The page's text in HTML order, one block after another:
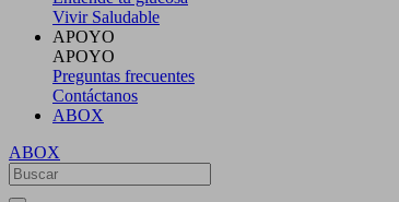
Vivir Saludable
APOYO
APOYO
Preguntas frecuentes
Contáctanos
ABOX
ABOX